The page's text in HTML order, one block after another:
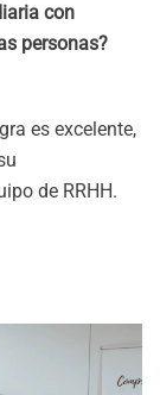
con
personas?
es excelente,
de RRHH.